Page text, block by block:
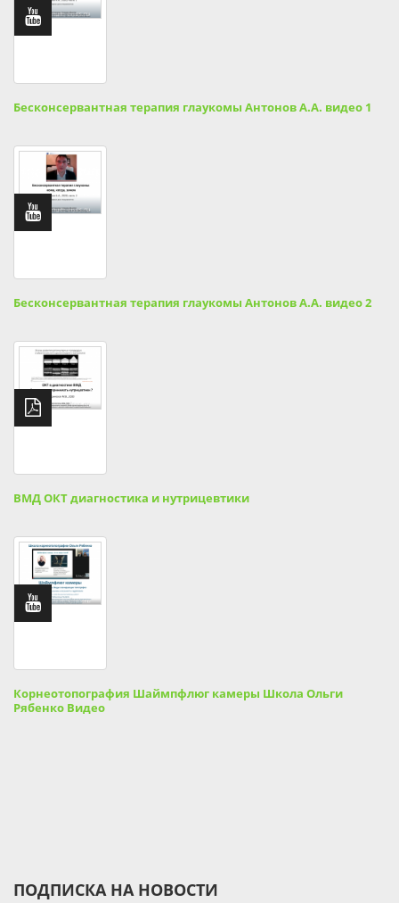
Бесконсервантная терапия глаукомы Антонов А.А. видео 1
Бесконсервантная терапия глаукомы Антонов А.А. видео 2
ВМД ОКТ диагностика и нутрицевтики
Корнеотопография Шаймпфлюг камеры Школа Ольги
Рябенко Видео
ПОДПИСКА НА НОВОСТИ